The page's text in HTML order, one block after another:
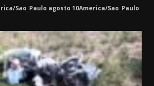
Sao_Paulo agosto 10America/Sao_Paulo